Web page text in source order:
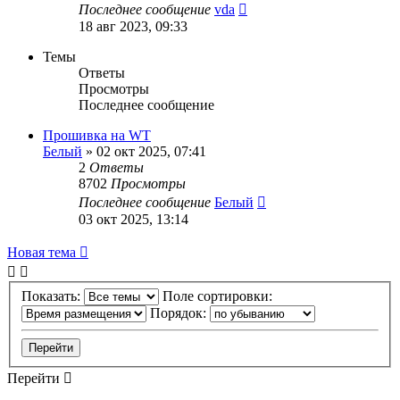
Последнее сообщение vda
18 авг 2023, 09:33
Темы
Ответы
Просмотры
Последнее сообщение
Прошивка на WT
Белый » 02 окт 2025, 07:41
2 Ответы
8702 Просмотры
Последнее сообщение Белый
03 окт 2025, 13:14
Новая тема
Показать:
Поле сортировки:
Порядок:
Перейти